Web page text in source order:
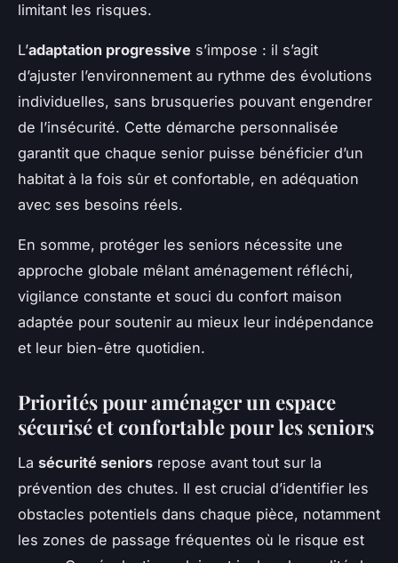
limitant les risques.
L’adaptation progressive s’impose : il s’agit
d’ajuster l’environnement au rythme des évolutions
individuelles, sans brusqueries pouvant engendrer
de l’insécurité. Cette démarche personnalisée
garantit que chaque senior puisse bénéficier d’un
habitat à la fois sûr et confortable, en adéquation
avec ses besoins réels.
En somme, protéger les seniors nécessite une
approche globale mêlant aménagement réfléchi,
vigilance constante et souci du confort maison
adaptée pour soutenir au mieux leur indépendance
et leur bien-être quotidien.
Priorités pour aménager un espace
sécurisé et confortable pour les seniors
La sécurité seniors repose avant tout sur la
prévention des chutes. Il est crucial d’identifier les
obstacles potentiels dans chaque pièce, notamment
les zones de passage fréquentes où le risque est